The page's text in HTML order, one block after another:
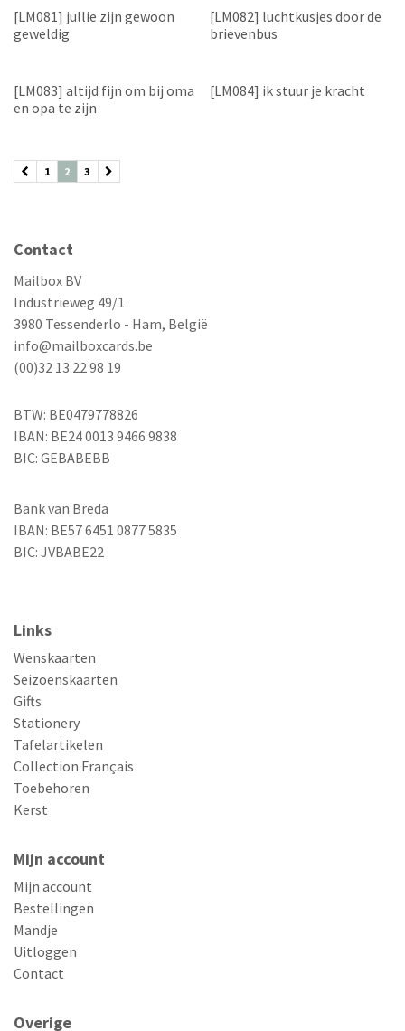
[LM081] jullie zijn gewoon
geweldig
[LM082] luchtkusjes door de
brievenbus
[LM083] altijd fijn om bij oma
en opa te zijn
[LM084] ik stuur je kracht
1 2 3
Contact
Mailbox BV
Industrieweg 49/1
3980 Tessenderlo - Ham, België
info@mailboxcards.be
(00)32 13 22 98 19
BTW: BE0479778826
IBAN: BE24 0013 9466 9838
BIC: GEBABEBB
Bank van Breda
IBAN: BE57 6451 0877 5835
BIC: JVBABE22
Links
Wenskaarten
Seizoenskaarten
Gifts
Stationery
Tafelartikelen
Collection Français
Toebehoren
Kerst
Mijn account
Mijn account
Bestellingen
Mandje
Uitloggen
Contact
Overige